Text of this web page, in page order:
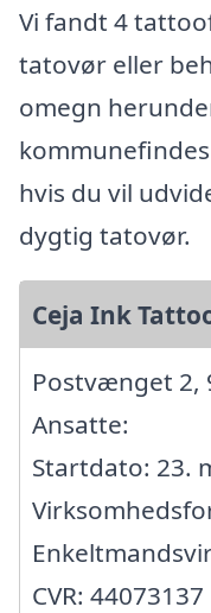
Vi fandt 4
tatovør eller
omegn
hvis du vil
dygtig tatovør.
Ceja Ink
Postvænget 2,
Ansatte:
Startdato: 23.
CVR: 44073137